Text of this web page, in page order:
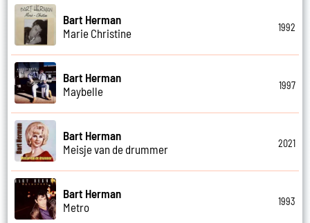
Bart Herman
Marie Christine
1992
Bart Herman
Maybelle
1997
Bart Herman
Meisje van de drummer
2021
Bart Herman
Metro
1993